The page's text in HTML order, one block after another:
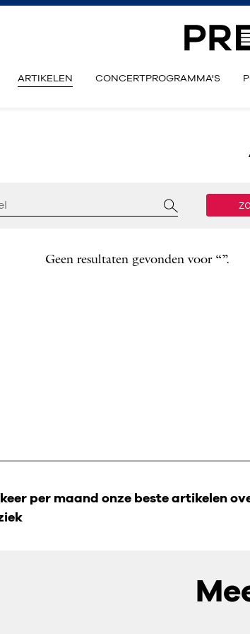
ARTIKELEN CONCERTPROGRAMMA'S
Geen resultaten gevonden voor “”.
per maand onze beste artikelen